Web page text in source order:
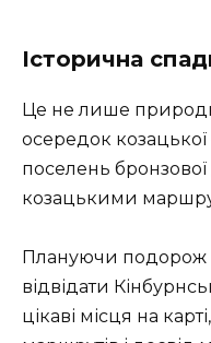
Історична
Це не лише
осередок
поселень
козацькими
Плануючи подорож
відвідати
цікаві місця на